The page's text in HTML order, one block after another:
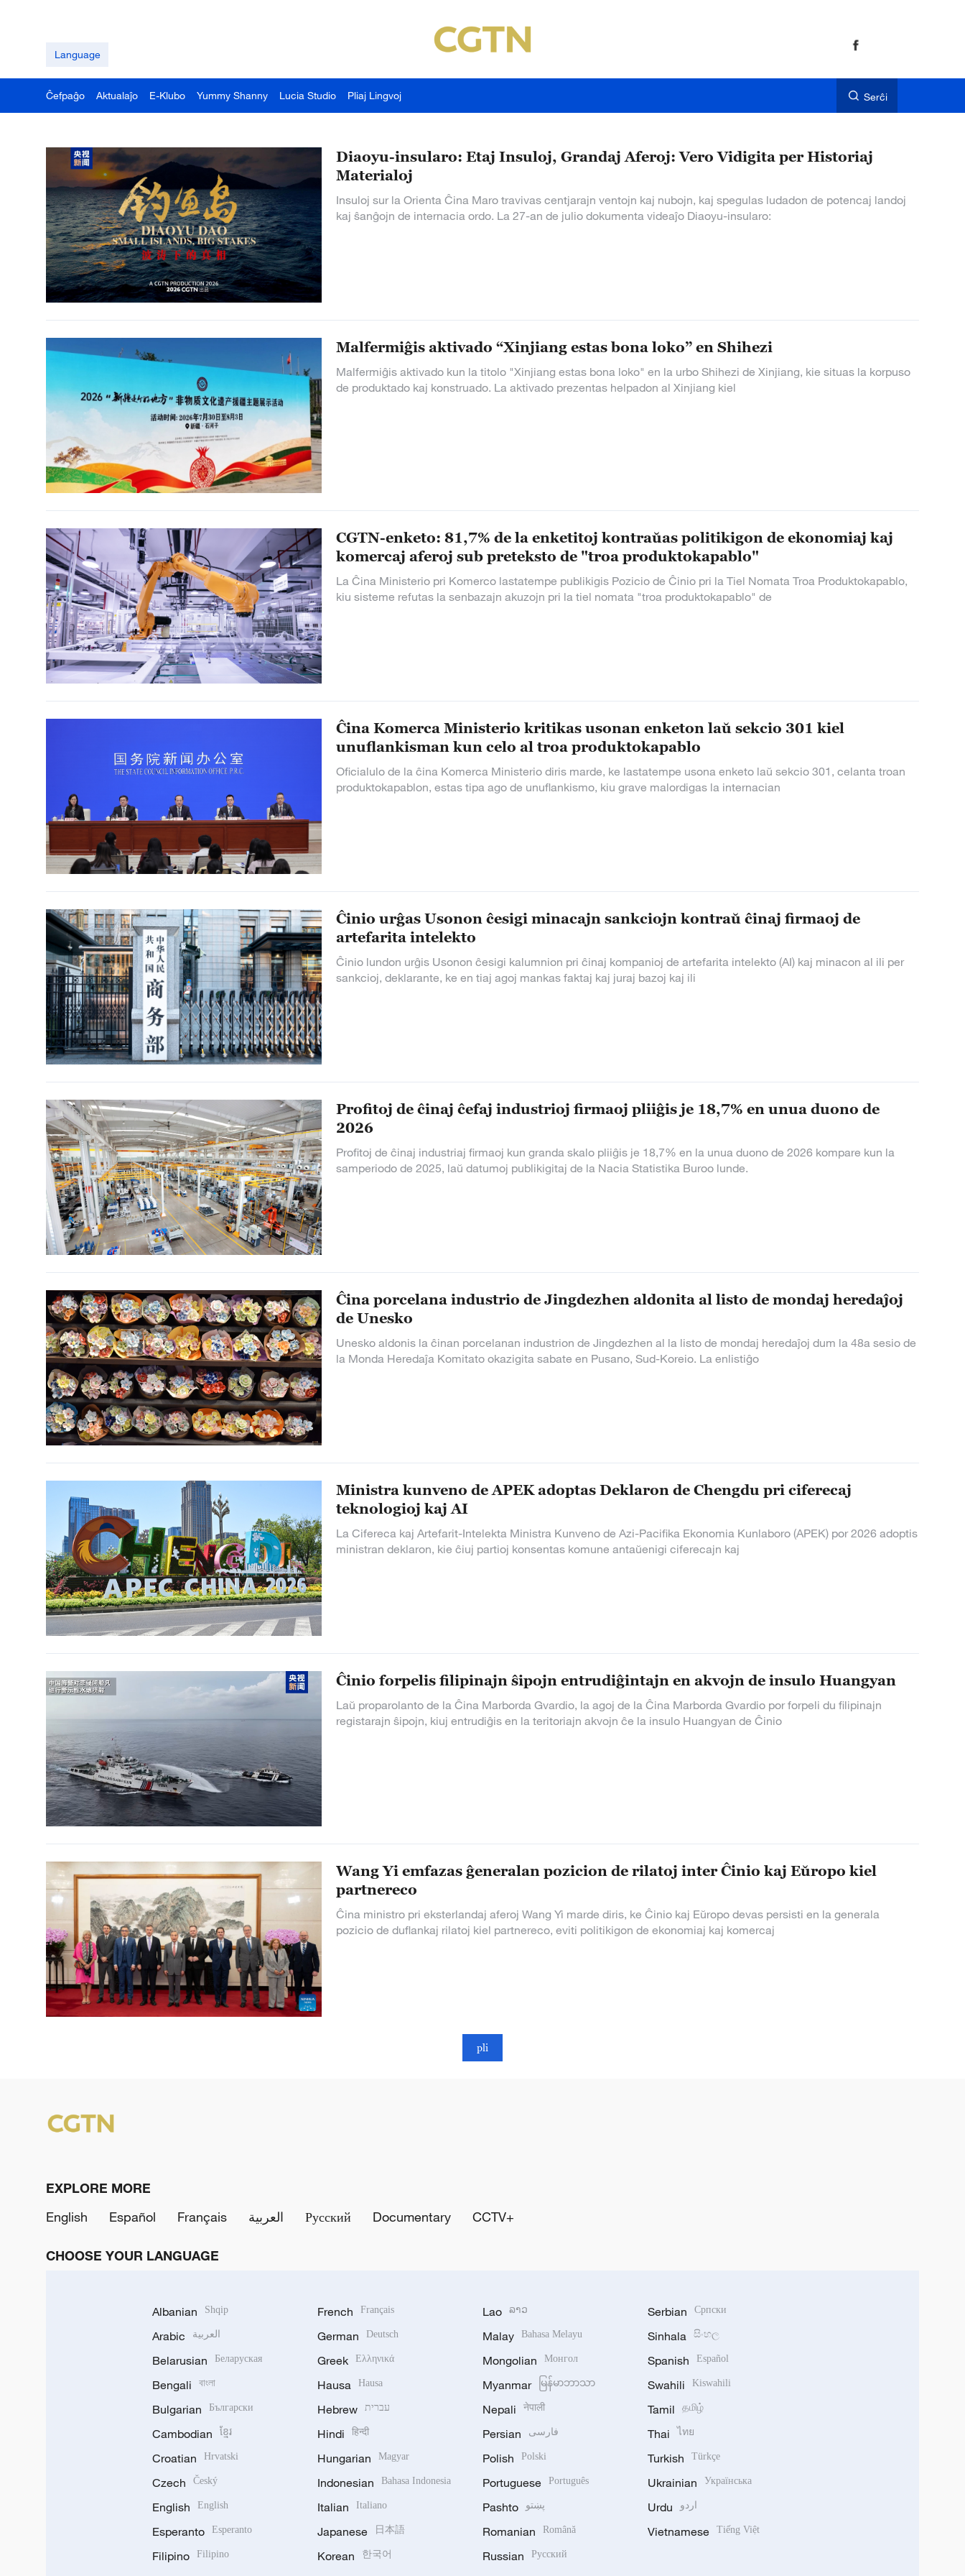
Language
Ĉefpaĝo Aktualaĵo E-Klubo Yummy Shanny Lucia Studio Pliaj Lingvoj Serĉi
Diaoyu-insularo: Etaj Insuloj, Grandaj Aferoj: Vero Vidigita per Historiaj
Materialoj
Insuloj sur la Orienta Ĉina Maro travivas centjarajn ventojn kaj nubojn, kaj spegulas ludadon de potencaj landoj
kaj ŝanĝojn de internacia ordo. La 27-an de julio dokumenta videaĵo Diaoyu-insularo:
Malfermiĝis aktivado “Xinjiang estas bona loko” en Shihezi
Malfermiĝis aktivado kun la titolo "Xinjiang estas bona loko" en la urbo Shihezi de Xinjiang, kie situas la korpuso
de produktado kaj konstruado. La aktivado prezentas helpadon al Xinjiang kiel
CGTN-enketo: 81,7% de la enketitoj kontraŭas politikigon de ekonomiaj kaj
komercaj aferoj sub preteksto de "troa produktokapablo"
La Ĉina Ministerio pri Komerco lastatempe publikigis Pozicio de Ĉinio pri la Tiel Nomata Troa Produktokapablo,
kiu sisteme refutas la senbazajn akuzojn pri la tiel nomata "troa produktokapablo" de
Ĉina Komerca Ministerio kritikas usonan enketon laŭ sekcio 301 kiel
unuflankisman kun celo al troa produktokapablo
Oficialulo de la ĉina Komerca Ministerio diris marde, ke lastatempe usona enketo laŭ sekcio 301, celanta troan
produktokapablon, estas tipa ago de unuflankismo, kiu grave malordigas la internacian
Ĉinio urĝas Usonon ĉesigi minacajn sankciojn kontraŭ ĉinaj firmaoj de
artefarita intelekto
Ĉinio lundon urĝis Usonon ĉesigi kalumnion pri ĉinaj kompanioj de artefarita intelekto (AI) kaj minacon al ili per
sankcioj, deklarante, ke en tiaj agoj mankas faktaj kaj juraj bazoj kaj ili
Profitoj de ĉinaj ĉefaj industrioj firmaoj pliiĝis je 18,7% en unua duono de
2026
Profitoj de ĉinaj industriaj firmaoj kun granda skalo pliiĝis je 18,7% en la unua duono de 2026 kompare kun la
samperiodo de 2025, laŭ datumoj publikigitaj de la Nacia Statistika Buroo lunde.
Ĉina porcelana industrio de Jingdezhen aldonita al listo de mondaj heredaĵoj
de Unesko
Unesko aldonis la ĉinan porcelanan industrion de Jingdezhen al la listo de mondaj heredaĵoj dum la 48a sesio de
la Monda Heredaĵa Komitato okazigita sabate en Pusano, Sud-Koreio. La enlistiĝo
Ministra kunveno de APEK adoptas Deklaron de Chengdu pri ciferecaj
teknologioj kaj AI
La Cifereca kaj Artefarit-Intelekta Ministra Kunveno de Azi-Pacifika Ekonomia Kunlaboro (APEK) por 2026 adoptis
ministran deklaron, kie ĉiuj partioj konsentas komune antaŭenigi ciferecajn kaj
Ĉinio forpelis filipinajn ŝipojn entrudiĝintajn en akvojn de insulo Huangyan
Laŭ proparolanto de la Ĉina Marborda Gvardio, la agoj de la Ĉina Marborda Gvardio por forpeli du filipinajn
registarajn ŝipojn, kiuj entrudiĝis en la teritoriajn akvojn ĉe la insulo Huangyan de Ĉinio
Wang Yi emfazas ĝeneralan pozicion de rilatoj inter Ĉinio kaj Eŭropo kiel
partnereco
Ĉina ministro pri eksterlandaj aferoj Wang Yi marde diris, ke Ĉinio kaj Eŭropo devas persisti en la generala
pozicio de duflankaj rilatoj kiel partnereco, eviti politikigon de ekonomiaj kaj komercaj
pli
EXPLORE MORE
English
Español Français العربية Русский Documentary CCTV+
CHOOSE YOUR LANGUAGE
Albanian Shqip
Arabic العربية
Belarusian Беларуская
Bengali বাংলা
Bulgarian Български
Cambodian ខ្មែរ
Croatian Hrvatski
Czech Český
English English
Esperanto Esperanto
Filipino Filipino
French Français
German Deutsch
Greek Ελληνικά
Hausa Hausa
Hebrew עברית
Hindi हिन्दी
Hungarian Magyar
Indonesian Bahasa Indonesia
Italian Italiano
Japanese 日本語
Korean 한국어
Lao ລາວ
Malay Bahasa Melayu
Mongolian Монгол
Myanmar မြန်မာဘာသာ
Nepali नेपाली
Persian فارسی
Polish Polski
Portuguese Português
Pashto پښتو
Romanian Română
Russian Русский
Serbian Српски
Sinhala සිංහල
Spanish Español
Swahili Kiswahili
Tamil தமிழ்
Thai ไทย
Turkish Türkçe
Ukrainian Українська
Urdu اردو
Vietnamese Tiếng Việt